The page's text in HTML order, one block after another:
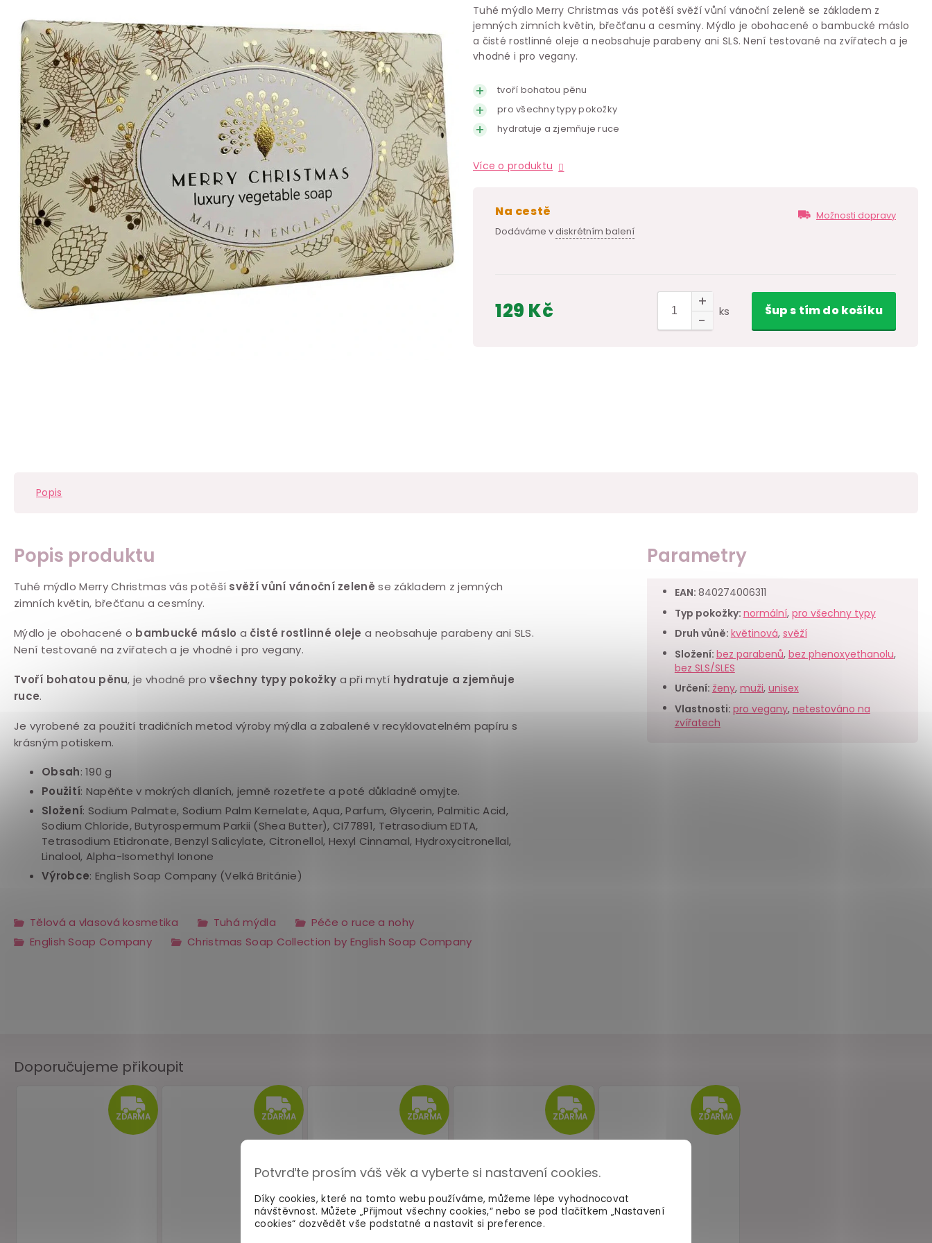
Potvrďte prosím váš věk a vyberte si nastavení cookies.
Díky cookies, které na tomto webu používáme, můžeme lépe vyhodnocovat
návštěvnost. Můžete „Přijmout všechny cookies,“ nebo se pod tlačítkem „Nastavení
cookies“ dozvědět vše podstatné a nastavit si preference.
Tuhé mýdlo Merry Christmas vás potěší svěží vůní vánoční zeleně se základem z
jemných zimních květin, břečťanu a cesmíny. Mýdlo je obohacené o bambucké máslo
a čisté rostlinné oleje a neobsahuje parabeny ani SLS. Není testované na zvířatech a je
vhodné i pro vegany.
tvoří bohatou pěnu
pro všechny typy pokožky
hydratuje a zjemňuje ruce
Více o produktu
na cestě
Dodáváme vdiskrétním balení
Možnosti dopravy
129 Kč ks Šups tímdo košíku
Popis
Popis produktu
Tuhé mýdlo Merry Christmas vás potěší svěží vůní vánoční zeleně se základem z jemných
zimních květin, břečťanu a cesmíny.
Mýdlo je obohacené o bambucké máslo a čisté rostlinné oleje a neobsahuje parabeny ani SLS.
Není testované na zvířatech a je vhodné i pro vegany.
Tvoří bohatou pěnu, je vhodné pro všechny typy pokožky a při mytí hydratuje a zjemňuje
ruce.
Je vyrobené za použití tradičních metod výroby mýdla a zabalené v recyklovatelném papíru s
krásným potiskem.
Obsah: 190 g
Použití: Napěňte v mokrých dlaních, jemně rozetřete a poté důkladně omyjte.
Složení: Sodium Palmate, Sodium Palm Kernelate, Aqua, Parfum, Glycerin, Palmitic Acid,
Sodium Chloride, Butyrospermum Parkii (Shea Butter), CI77891, Tetrasodium EDTA,
Tetrasodium Etidronate, Benzyl Salicylate, Citronellol, Hexyl Cinnamal, Hydroxycitronellal,
Linalool, Alpha-Isomethyl Ionone
Výrobce: English Soap Company (Velká Británie)
Tělová a vlasová kosmetika Tuhá mýdla
Péče o ruce a nohy
English Soap Company
Christmas Soap Collection by English Soap Company
Parametry
EAN: 840274006311
Typ pokožky: normální, pro všechny typy
Druh vůně: květinová, svěží
Složení: bez parabenů, bez phenoxyethanolu,
bez SLS/SLES
Určení: ženy, muži, unisex
Vlastnosti: pro vegany, netestováno na
zvířatech
Doporučujeme přikoupit